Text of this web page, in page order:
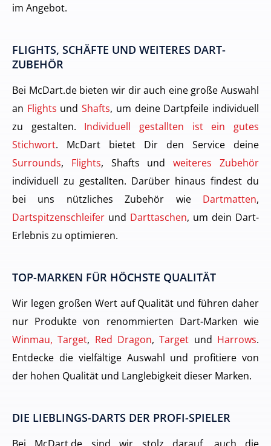
im Angebot.
FLIGHTS, SCHÄFTE UND WEITERES DART-
ZUBEHÖR
Bei McDart.de bieten wir dir auch eine große Auswahl
an Flights undShafts, um deine Dartpfeile individuell
zu gestalten. Individuell gestallten ist ein gutes
Stichwort. McDart bietet Dir den Service deine
Surrounds, Flights, Shafts undweiteres Zubehör
individuell zu gestallten. Darüber hinaus findest du
bei uns nützliches Zubehör wie Dartmatten,
Dartspitzenschleifer und Darttaschen, um dein Dart-
Erlebnis zu optimieren.
TOP-MARKEN FÜR HÖCHSTE QUALITÄT
Wir legen großen Wert auf Qualität und führen daher
nur Produkte von renommierten Dart-Marken wie
Winmau, Target, Red Dragon,Target und Harrows.
Entdecke die vielfältige Auswahl und profitiere von
der hohen Qualität und Langlebigkeit dieser Marken.
DIE LIEBLINGS-DARTS DER PROFI-SPIELER
Bei McDart.de sind wir stolz darauf, auch die